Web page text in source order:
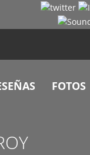
FOTOS